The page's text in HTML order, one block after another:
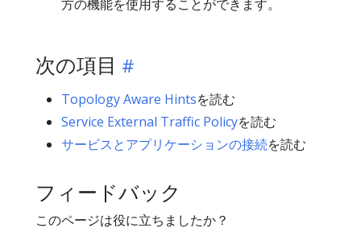
方の機能を使用することができます。
次の項目
Topology Aware Hintsを読む
Service External Traffic Policyを読む
サービスとアプリケーションの接続を読む
フィードバック
このページは役に立ちましたか？